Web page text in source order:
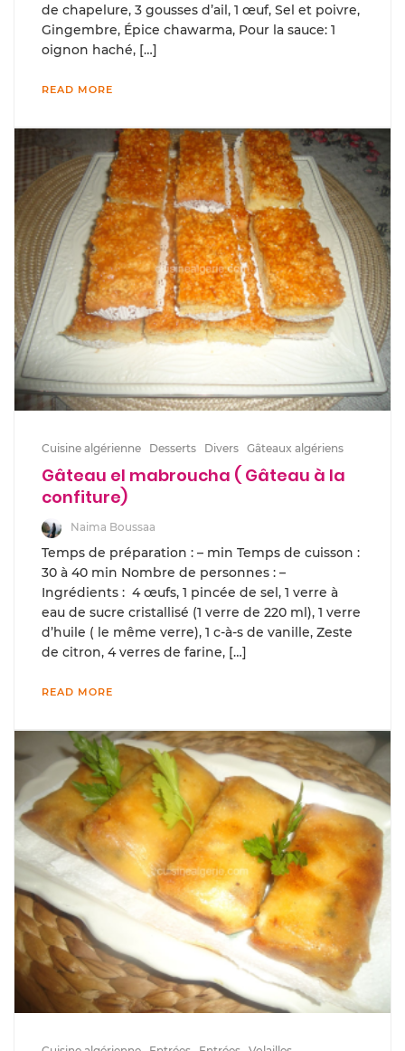
de chapelure, 3 gousses d’ail, 1 œuf, Sel et poivre,
Gingembre, Épice chawarma, Pour la sauce: 1
oignon haché, […]
READ MORE
Cuisine algérienne Desserts Divers Gâteaux algériens
Gâteau el mabroucha ( Gâteau à la
confiture)
Naima Boussaa
Temps de préparation : – min Temps de cuisson :
30 à 40 min Nombre de personnes : –
Ingrédients : 4 œufs, 1 pincée de sel, 1 verre à
eau de sucre cristallisé (1 verre de 220 ml), 1 verre
d’huile ( le même verre), 1 c-à-s de vanille, Zeste
de citron, 4 verres de farine, […]
READ MORE